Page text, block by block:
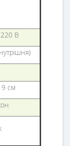
В
9 см